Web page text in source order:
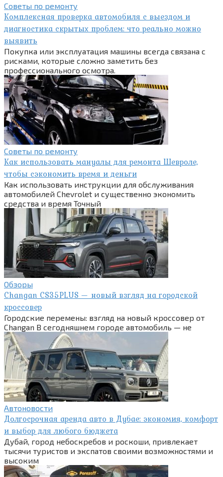
Советы по ремонту
Комплексная проверка автомобиля с выездом и
диагностика скрытых проблем: что реально можно
выявить
Покупка или эксплуатация машины всегда связана с
рисками, которые сложно заметить без
профессионального осмотра.
Советы по ремонту
Как использовать мануалы для ремонта Шевроле,
чтобы сэкономить время и деньги
Как использовать инструкции для обслуживания
автомобилей Chevrolet и существенно экономить
средства и время Точный
Обзоры
Changan CS35PLUS — новый взгляд на городской
кроссовер
Городские перемены: взгляд на новый кроссовер от
Changan В сегодняшнем городе автомобиль — не
Автоновости
Долгосрочная аренда авто в Дубае: экономия, комфорт
и выбор для любого бюджета
Дубай, город небоскребов и роскоши, привлекает
тысячи туристов и экспатов своими возможностями и
высоким